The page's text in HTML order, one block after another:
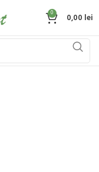
0 0,00 lei